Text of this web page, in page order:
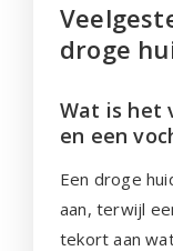
droge
Wat is het
en een
Een droge
aan, terwijl
tekort aan